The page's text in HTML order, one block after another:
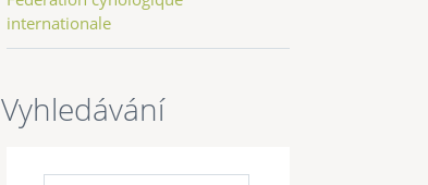
internationale
Vyhledávání